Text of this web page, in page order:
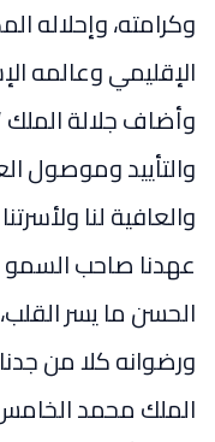
وكرامته، وإحلاله
الإقليمي وعالمه
وأضاف جلالة الملك
والتأييد وموصول
والعافية لنا
عهدنا صاحب السمو
الحسن ما يسر
ورضوانه كلا من
الملك محمد